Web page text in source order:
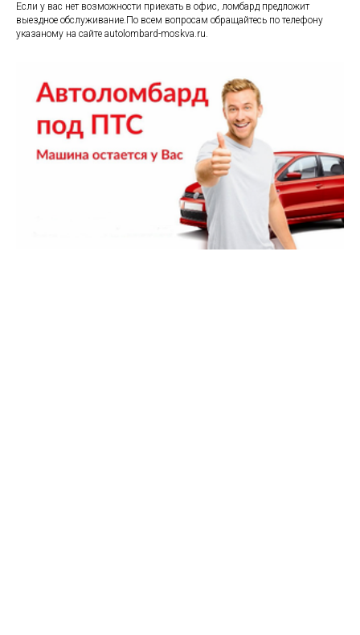
Если у вас нет возможности приехать в офис, ломбард предложит
выездное обслуживание.По всем вопросам обращайтесь по телефону
указаному на сайте autolombard-moskva.ru.